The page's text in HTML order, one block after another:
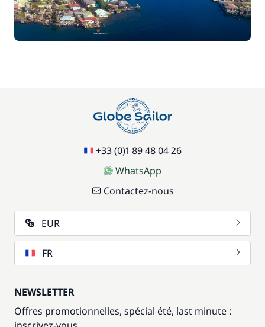
+33 (0)1 89 48 04 26
WhatsApp
Contactez-nous
EUR
FR
NEWSLETTER
Offres promotionnelles, spécial été, last minute :